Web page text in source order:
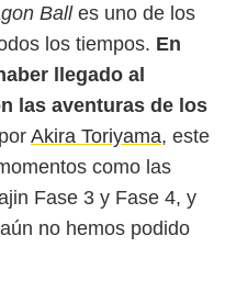
Ball es uno de los
los tiempos. En
llegado al
las aventuras de los
Akira Toriyama, este
como las
Fase 3 y Fase 4, y
no hemos podido